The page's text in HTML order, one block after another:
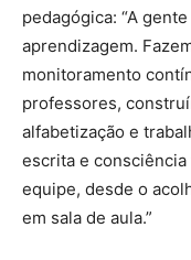
pedagógica: “A
aprendizagem.
monitoramento
professores,
alfabetização e
escrita e
equipe, desde o
em sala de aula.”